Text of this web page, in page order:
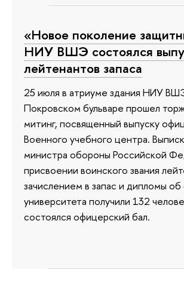
«Новое поколение
НИУ ВШЭ состоялся
лейтенантов запаса
25 июля в атриуме здания НИУ
Покровском бульваре прошел
митинг, посвященный выпуску
Военного учебного центра.
министра обороны Российской
присвоении воинского звания
зачислением в запас и дипломы об
университета получили 132
состоялся офицерский бал.